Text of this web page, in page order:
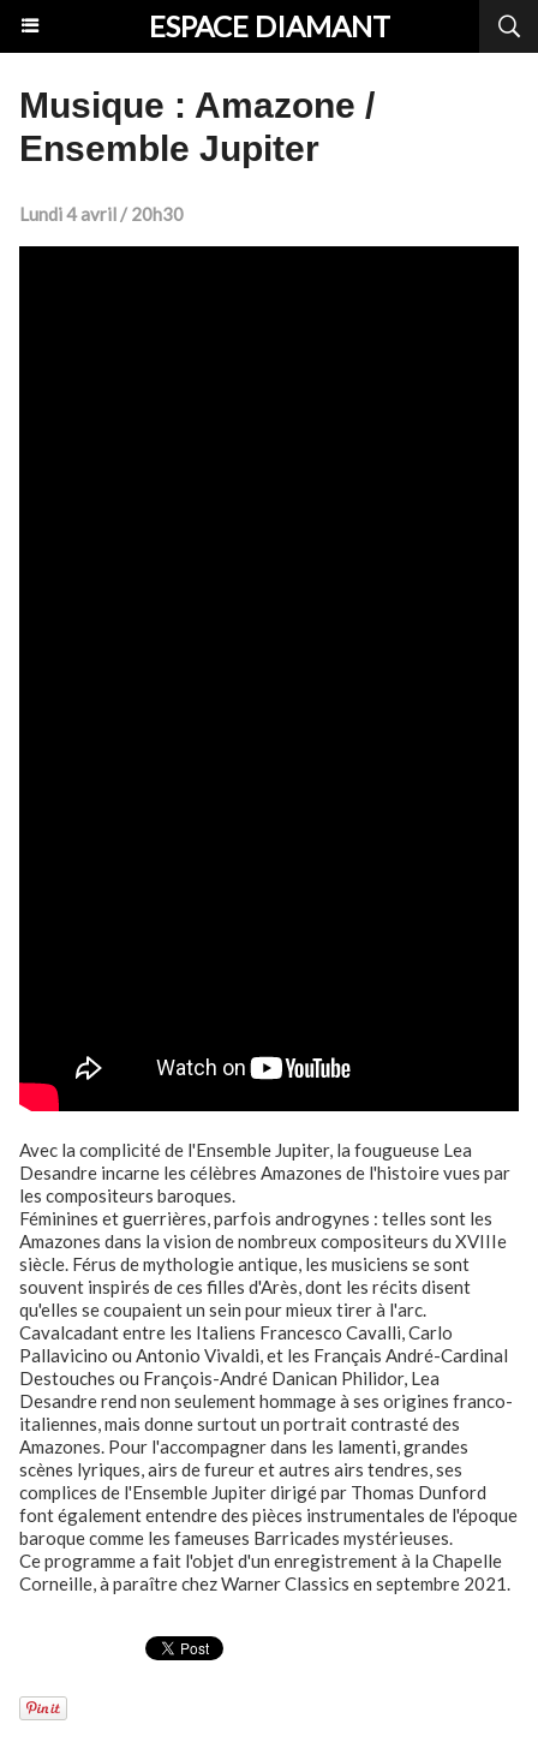
ESPACE DIAMANT
Musique : Amazone /
Ensemble Jupiter
Lundi 4 avril / 20h30
Avec la complicité de l'Ensemble Jupiter, la fougueuse Lea
Desandre incarne les célèbres Amazones de l'histoire vues par
les compositeurs baroques.
Féminines et guerrières, parfois androgynes : telles sont les
Amazones dans la vision de nombreux compositeurs du XVIIIe
siècle. Férus de mythologie antique, les musiciens se sont
souvent inspirés de ces filles d'Arès, dont les récits disent
qu'elles se coupaient un sein pour mieux tirer à l'arc.
Cavalcadant entre les Italiens Francesco Cavalli, Carlo
Pallavicino ou Antonio Vivaldi, et les Français André-Cardinal
Destouches ou François-André Danican Philidor, Lea
Desandre rend non seulement hommage à ses origines franco-
italiennes, mais donne surtout un portrait contrasté des
Amazones. Pour l'accompagner dans les lamenti, grandes
scènes lyriques, airs de fureur et autres airs tendres, ses
complices de l'Ensemble Jupiter dirigé par Thomas Dunford
font également entendre des pièces instrumentales de l'époque
baroque comme les fameuses Barricades mystérieuses.
Ce programme a fait l'objet d'un enregistrement à la Chapelle
Corneille, à paraître chez Warner Classics en septembre 2021.